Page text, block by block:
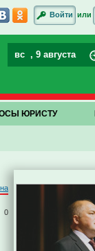
Войти или
вс , 9 августа
ЮРИСТУ
0